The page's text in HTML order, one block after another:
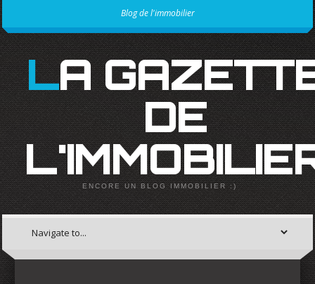
Blog de l'immobilier
LA GAZETTE
DE
ENCORE UN BLOG IMMOBILIER :)